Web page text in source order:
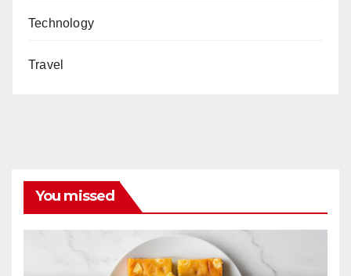
Technology
Travel
You missed